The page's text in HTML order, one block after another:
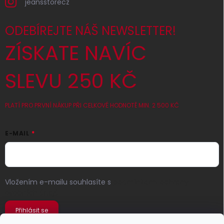
ODEBÍREJTE NÁŠ NEWSLETTER!
ZÍSKATE NAVÍC
SLEVU 250 KČ
PLATÍ PRO PRVNÍ NÁKUP PŘI CELKOVÉ HODNOTĚ MIN. 2 500 KČ
E-MAIL
Vložením e-mailu souhlasíte s
Přihlásit se